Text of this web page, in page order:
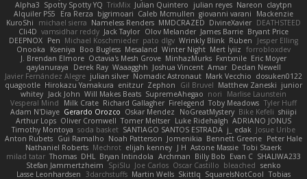
Alpha3 Spotty Spotty YQ TrixMix Julian Quintero julian reyes Nareon claytpn
Alquiler PS5
Era Rerza bjgrimoari Caleb Mcmullen giovanni varani
Mackenzie
KuroShi
michael sierra Nameless Renders MMDCRAZED DivineXavier DEATHSTEED
Cli4D vamsidhar reddy Jack Taylor Olov Melander James Barrie Bryant Price
DEEPNOX Pen Michael Koschmieder pato dlgv Wrinkly Blink Ruben
Jesper Elling
Onooka
Kseniya Boo Bugless Mesaland Winter Night Mert İyiiz forrobloxdev
J. Brendan Elmore Octavia's Mesh Grove MinhazMurks Fxntxnile Eric Moyer
qaylanuraya
Derek Ray Waaagghh Joshua Vincent Amar Declan Newell
Javier Fernández Alegre julian silver Nomadic Astronaut Mark Vecchio dosuken0122
quagootle Hirokazu Yamakura enitzur Zephon Gil Bruvel Matthew Zaneski junior
whitey Jack John Will Makes Beats SupremeAhegao nori
Marlise Launstein
Vesperal Mind
Milk Crate Richard Gallagher Firelegend Toby Meadows Tyler Huff
Adam N'Diaye Gerardo Orozco Oskar Mendez NoGreatMystery Bike Kefeli shiipi
Arthur Lops Oliver Cromwell Tomer Meltser Luke Ridehalgh ADRIANO JONUS
Timothy Montoya soda basket SANTIAGO SANTOS ESTRADA j_ edak Josue Uribe
Anton Rubets Gui Ramalho Noah Patterson Jomenikia Bennett Greene Peter Hale
Nathaniel Roberts Mechrot elijah kenney J H Astone Massie Tobi Staerk
milad tatar Thomas DHL Bryan Intindola Archman Billy Bob Evan C SHALIWA233
Stefan Jammertzheim
SpiSlu Joe Carlos Oscar Castillo bleached senko
Lasse Leonhardsen
3darchstuffs Martin Wells Skittlq SquareIsNotCool Tobias